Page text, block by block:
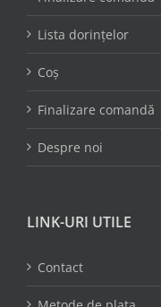
Lista dorințelor
Coș
Finalizare comandă
Despre noi
LINK-URI UTILE
Contact